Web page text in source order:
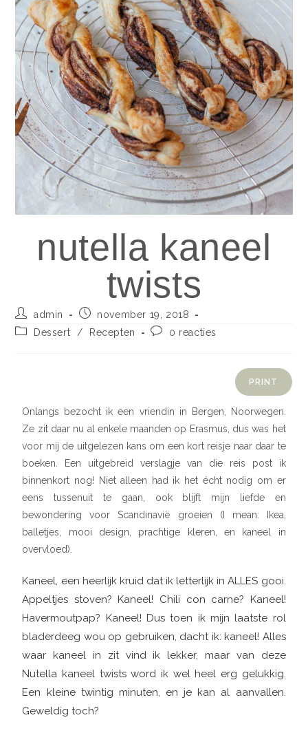
nutella kaneel
twists
admin
november 19, 2018
Dessert
/ Recepten 0 reacties
PRINT
Onlangs bezocht ik een vriendin in Bergen, Noorwegen.
Ze zit daar nu al enkele maanden op Erasmus, dus was het
voor mij de uitgelezen kans om een kort reisje naar daar te
boeken. Een uitgebreid verslagje van die reis post ik
binnenkort nog! Niet alleen had ik het écht nodig om er
eens tussenuit te gaan, ook blijft mijn liefde en
bewondering voor Scandinavië groeien (I mean: Ikea,
balletjes, mooi design, prachtige kleren, en kaneel in
overvloed).
Kaneel, een heerlijk kruid dat ik letterlijk in ALLES gooi.
Appeltjes stoven? Kaneel! Chili con carne? Kaneel!
Havermoutpap? Kaneel! Dus toen ik mijn laatste rol
bladerdeeg wou op gebruiken, dacht ik: kaneel! Alles
waar kaneel in zit vind ik lekker, maar van deze
Nutella kaneel twists word ik wel heel erg gelukkig.
Een kleine twintig minuten, en je kan al aanvallen.
Geweldig toch?